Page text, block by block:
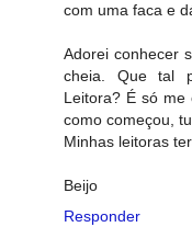
com uma faca e
Adorei conhecer
cheia. Que tal
Leitora? É só me
como começou,
Minhas leitoras
Beijo
Responder